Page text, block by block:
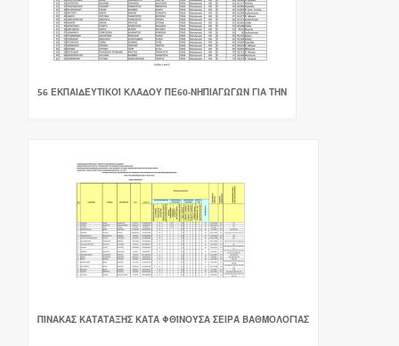
56 ΕΚΠΑΙΔΕΥΤΙΚΟΊ ΚΛΆΔΟΥ ΠΕ60-ΝΗΠΙΑΓΩΓΏΝ ΓΙΑ ΤΗΝ
ΠΊΝΑΚΑΣ ΚΑΤΆΤΑΞΗΣ ΚΑΤΆ ΦΘΊΝΟΥΣΑ ΣΕΙΡΆ ΒΑΘΜΟΛΟΓΊΑΣ